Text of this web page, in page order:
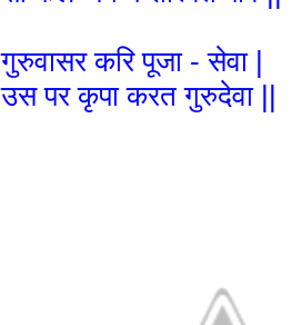
गुरुवासर करि पूजा - सेवा |
उस पर कृपा करत गुरुदेवा ||